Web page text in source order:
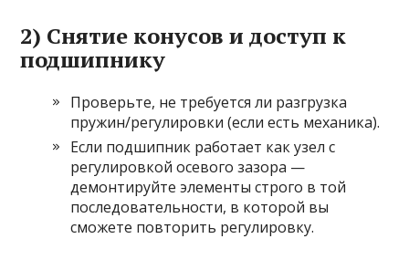
2) Снятие конусов и доступ к
подшипнику
Проверьте, не требуется ли разгрузка
пружин/регулировки (если есть механика).
Если подшипник работает как узел с
регулировкой осевого зазора —
демонтируйте элементы строго в той
последовательности, в которой вы
сможете повторить регулировку.